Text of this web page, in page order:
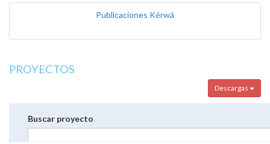
Publicaciones Kérwá
PROYECTOS
Descargas
Buscar proyecto